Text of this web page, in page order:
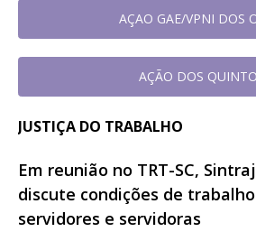
AÇAO GAE/VPNI DOS
AÇÃO DOS
JUSTIÇA DO TRABALHO
Em reunião no TRT-SC,
discute condições de
servidores e servidoras